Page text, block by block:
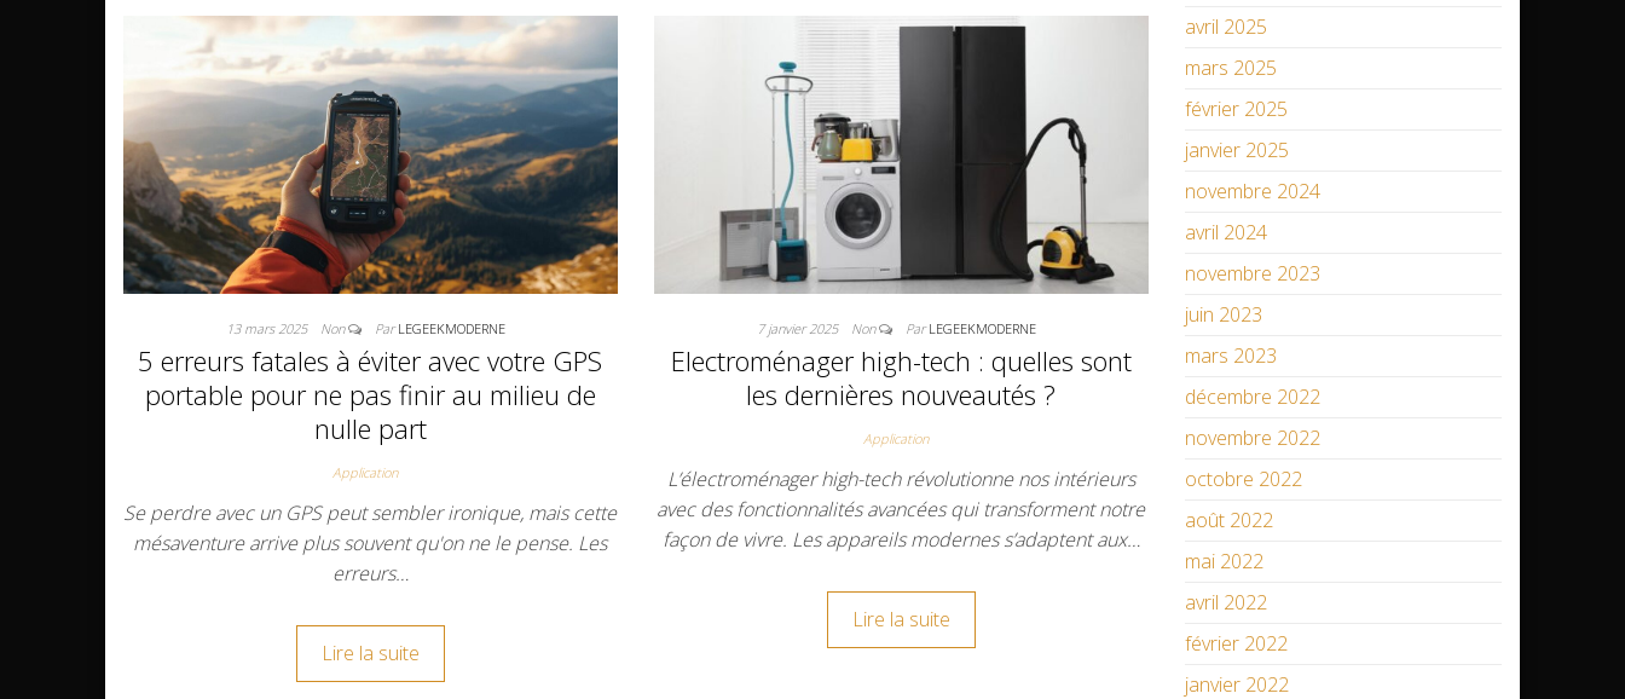
13 mars 2025 Non ParLEGEEKMODERNE
5 erreurs fatales à éviter avec votre GPS
portable pour ne pas finir au milieu de
nulle part
Application
Se perdre avec un GPS peut sembler ironique, mais cette
mésaventure arrive plus souvent qu'on ne le pense. Les
erreurs…
Lire la suite
7 janvier 2025 Non ParLEGEEKMODERNE
Electroménager high-tech : quelles sont
les dernières nouveautés ?
Application
L’électroménager high-tech révolutionne nos intérieurs
avec des fonctionnalités avancées qui transforment notre
façon de vivre. Les appareils modernes s’adaptent aux…
Lire la suite
avril 2025
mars 2025
février 2025
janvier 2025
novembre 2024
avril 2024
novembre 2023
juin 2023
mars 2023
décembre 2022
novembre 2022
octobre 2022
août 2022
mai 2022
avril 2022
février 2022
janvier 2022